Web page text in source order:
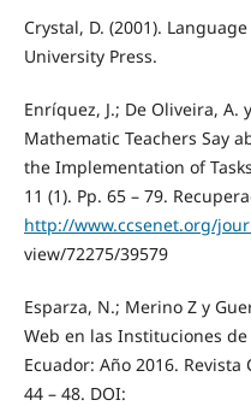
Crystal, D. (2001).
University Press.
Enríquez, J.; De Oliveira, A.
Mathematic Teachers Say
the Implementation of
11 (1). Pp. 65 – 79.
http://www.ccsenet.org/
view/72275/39579
Esparza, N.; Merino Z y
Web en las Instituciones
Ecuador: Año 2016.
44 – 48. DOI: